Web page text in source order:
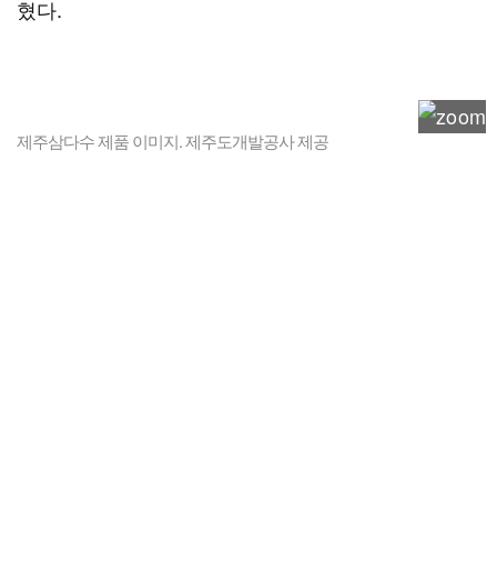
혔다.
제주삼다수 제품 이미지. 제주도개발공사 제공